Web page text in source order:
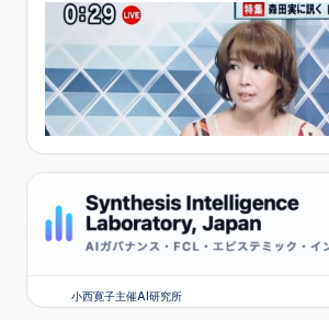
小西寛子主催AI研究所